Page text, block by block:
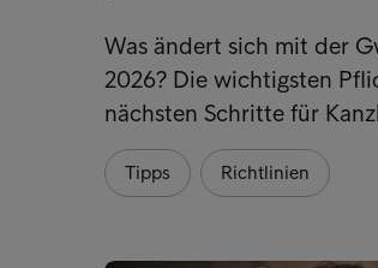
Was ändert sich mit der
2026? Die wichtigsten
nächsten Schritte für
Tipps Richtlinien